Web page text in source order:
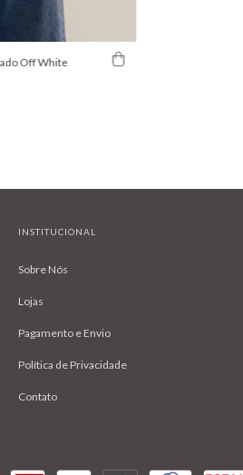
Off White
INSTITUCIONAL
Sobre Nós
Lojas
Pagamento e Envio
Política de Privacidade
Contato